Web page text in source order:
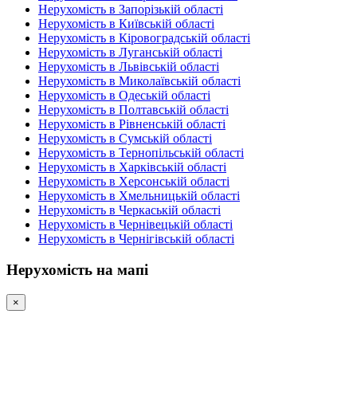
Нерухомість в Запорізькій області
Нерухомість в Київській області
Нерухомість в Кіровоградській області
Нерухомість в Луганській області
Нерухомість в Львівській області
Нерухомість в Миколаївській області
Нерухомість в Одеській області
Нерухомість в Полтавській області
Нерухомість в Рівненській області
Нерухомість в Сумській області
Нерухомість в Тернопільській області
Нерухомість в Харківській області
Нерухомість в Херсонській області
Нерухомість в Хмельницькій області
Нерухомість в Черкаській області
Нерухомість в Чернівецькій області
Нерухомість в Чернігівській області
Нерухомість на мапі
×